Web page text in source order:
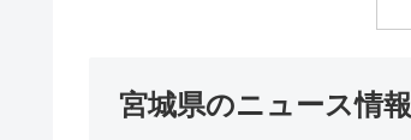
宮城県のニュース情報